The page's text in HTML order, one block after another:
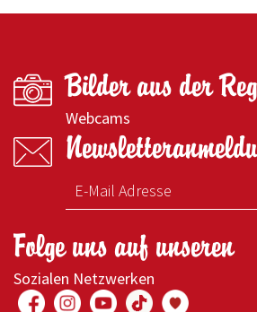
Bilder aus der
Webcams
Folge uns auf unseren
Sozialen Netzwerken